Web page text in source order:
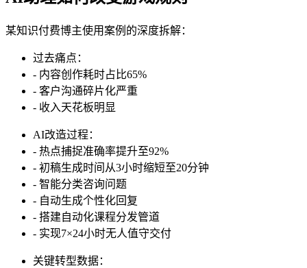
某知识付费博主使用案例的深度拆解：
过去痛点：
- 内容创作耗时占比65%
- 客户沟通碎片化严重
- 收入天花板明显
AI改造过程：
- 热点捕捉准确率提升至92%
- 初稿生成时间从3小时缩短至20分钟
- 智能分类咨询问题
- 自动生成个性化回复
- 搭建自动化课程分发管道
- 实现7×24小时无人值守交付
关键转型数据：